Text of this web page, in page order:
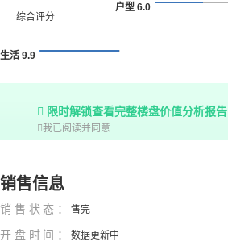
综合评分
户型 6.0
生活 9.9
 限时解锁查看完整楼盘价值分析报告
我已阅读并同意
销售信息
销售状态： 售完
开盘时间： 数据更新中